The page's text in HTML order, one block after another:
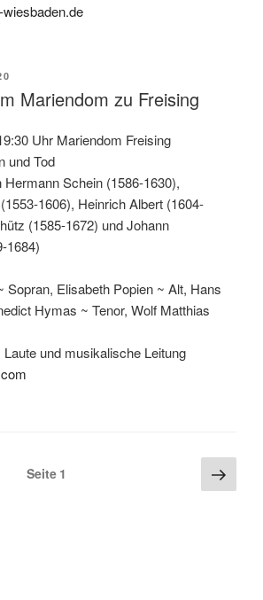
Mariendom zu Freising
Uhr Mariendom Freising
und Tod
Schein (1586-1630),
1606), Heinrich Albert (1604-
(1585-1672) und Johann
1684)
Sopran, Elisabeth Popien ~ Alt, Hans
Hymas ~ Tenor, Wolf Matthias
und musikalische Leitung
Seite 1
Seite